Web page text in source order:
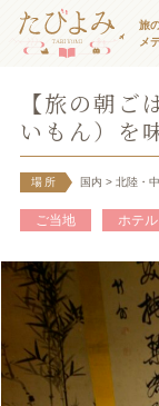
旅
メ
【旅の朝ご
いもん）を
場所 国内 > 北陸・
ご当地 ホテ